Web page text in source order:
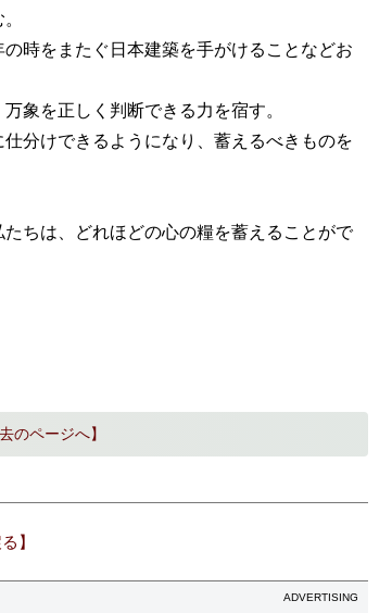
時をまたぐ日本建築を手がけることなどお
象を正しく判断できる力を宿す。
分けできるようになり、蓄えるべきものを
ちは、どれほどの心の糧を蓄えることがで
去のページへ】
】
ADVERTISING